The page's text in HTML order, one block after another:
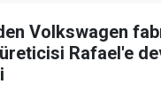
Volkswagen
Rafael'e